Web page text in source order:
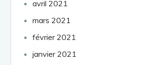
avril 2021
mars 2021
février 2021
janvier 2021